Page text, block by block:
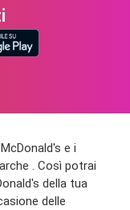
e i
. Così potrai
della tua
delle